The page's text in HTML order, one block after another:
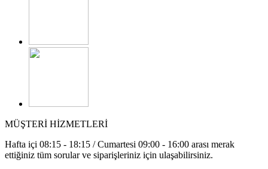
MÜŞTERİ HİZMETLERİ
Hafta içi 08:15 - 18:15 / Cumartesi 09:00 - 16:00 arası merak
ettiğiniz tüm sorular ve siparişleriniz için ulaşabilirsiniz.